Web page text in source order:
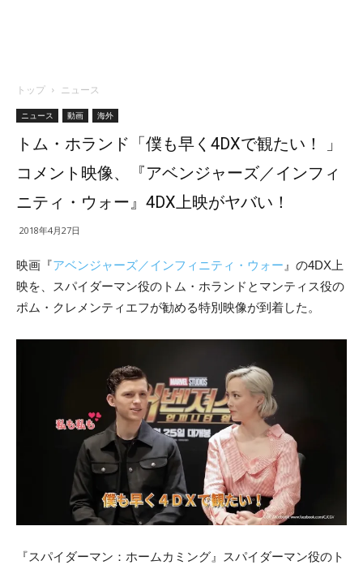
トップ ニュース
ニュース 動画 海外
トム・ホランド「僕も早く4DXで観たい！ 」
コメント映像、『アベンジャーズ／インフィ
ニティ・ウォー』4DX上映がヤバい！
2018年4月27日
映画『アベンジャーズ／インフィニティ・ウォー 』の4DX上
映を、スパイダーマン役のトム・ホランドとマンティス役の
ポム・クレメンティエフが勧める特別映像が到着した。
『スパイダーマン：ホームカミング』スパイダーマン役のト